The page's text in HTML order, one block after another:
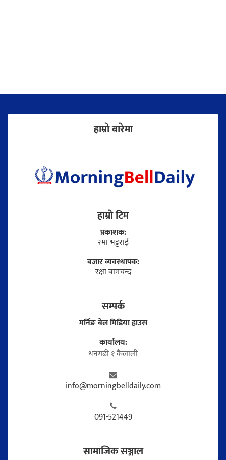
हाम्राे बारेमा
हाम्राे टिम
प्रकाशक:
रमा भट्टराई
बजार व्यवस्थापक:
रक्षा बागचन्द
सम्पर्क
मर्निङ बेल मिडिया हाउस
कार्यालय:
धनगढी १ कैलाली
info@morningbelldaily.com
091-521449
सामाजिक सञ्जाल